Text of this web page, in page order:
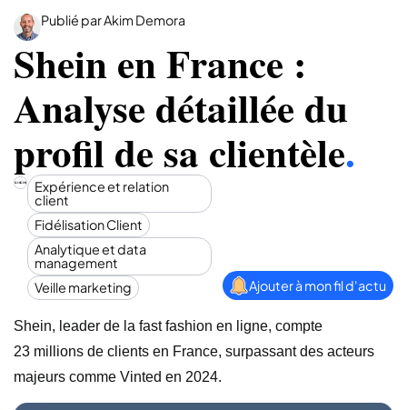
Publié par Akim Demora
Shein en France :
Analyse détaillée du
profil de sa clientèle.
Expérience et relation
client
Fidélisation Client
Analytique et data
management
Veille marketing
Ajouter à mon fil d'actu
Shein, leader de la fast fashion en ligne, compte
23 millions de clients en France, surpassant des acteurs
majeurs comme Vinted en 2024.